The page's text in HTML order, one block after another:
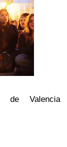
de Valencia